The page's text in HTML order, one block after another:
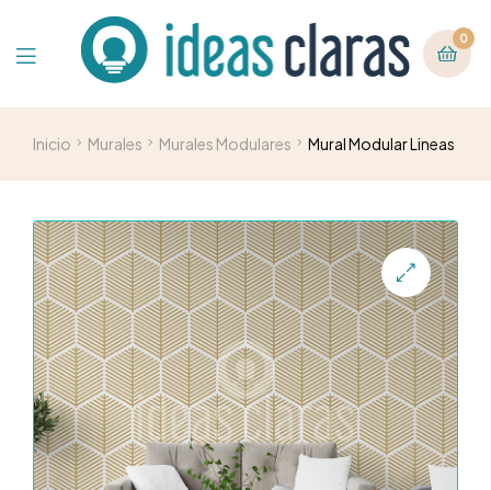
0
Inicio Murales Murales Modulares Mural Modular Lineas
🔍